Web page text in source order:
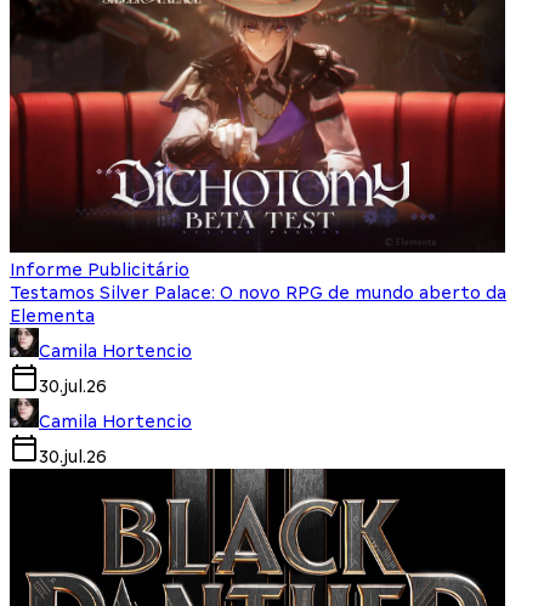
Informe Publicitário
Testamos Silver Palace: O novo RPG de mundo aberto da
Elementa
Camila Hortencio
30.jul.26
Camila Hortencio
30.jul.26